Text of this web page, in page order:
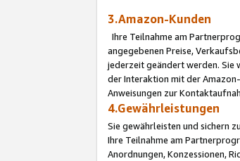
3.Amazon-Kunden
Ihre Teilnahme am
angegebenen Preise,
jederzeit geändert werden. Sie
der Interaktion mit der
Anweisungen zur
4.Gewährleistungen
Sie gewährleisten und sichern
Ihre Teilnahme am
Anordnungen, Konzessionen,